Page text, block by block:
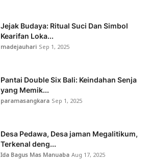
Jejak Budaya: Ritual Suci Dan Simbol
Kearifan Loka...
madejauhari Sep 1, 2025
Pantai Double Six Bali: Keindahan Senja
yang Memik...
paramasangkara Sep 1, 2025
Desa Pedawa, Desa jaman Megalitikum,
Terkenal deng...
Ida Bagus Mas ManuabaAug 17, 2025